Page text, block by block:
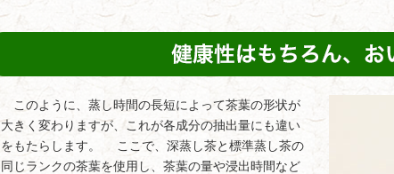
このように、蒸し時間の長短によって茶葉の形状が
大きく変わりますが、これが各成分の抽出量にも違い
をもたらします。 ここで、深蒸し茶と標準蒸し茶の
同じランクの茶葉を使用し、茶葉の量や浸出時間など